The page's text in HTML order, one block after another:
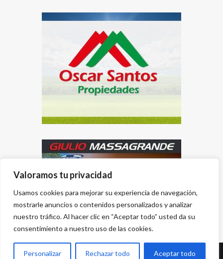
Valoramos tu privacidad
Usamos cookies para mejorar su experiencia de navegación,
mostrarle anuncios o contenidos personalizados y analizar
nuestro tráfico. Al hacer clic en “Aceptar todo” usted da su
consentimiento a nuestro uso de las cookies.
Personalizar Rechazar todo Aceptar todo